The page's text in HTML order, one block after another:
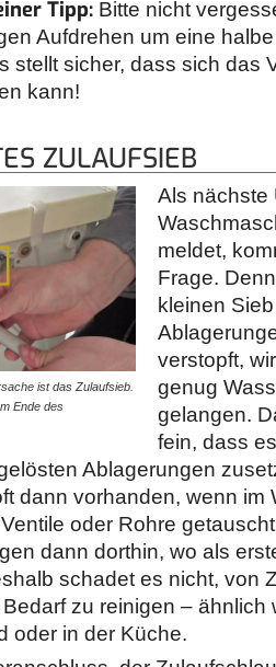
Tipp: Bitte nicht
Aufdrehen um eine
stellt sicher, dass sich das
kann!
ZULAUFSIEB
ist das Zulaufsieb.
Ende des
Als nächste
meldet,
Frage.
kleinen
verstopft,
genug
gelangen.
fein, dass
Ablagerungen
dann vorhanden, wenn im
oder Rohre
dann dorthin, wo als
schadet es nicht, von
zu reinigen – ähnlich
oder in der Küche.